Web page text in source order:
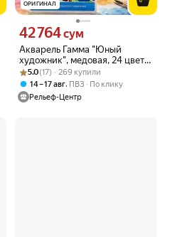
ОРИГИНАЛ
Акварель Гамма "Юный
художник", медовая, 24 цвета,
без кисти, пластик. упак,
европодвес
Цена 42764 сум вместо
42 764сум
Рейтинг товара: 5.0 из 5
Оценок: (17) · 269 купили
5.0(17) · 269 купили
14 – 17 авг, ПВЗ
По клику
Рельеф-Центр